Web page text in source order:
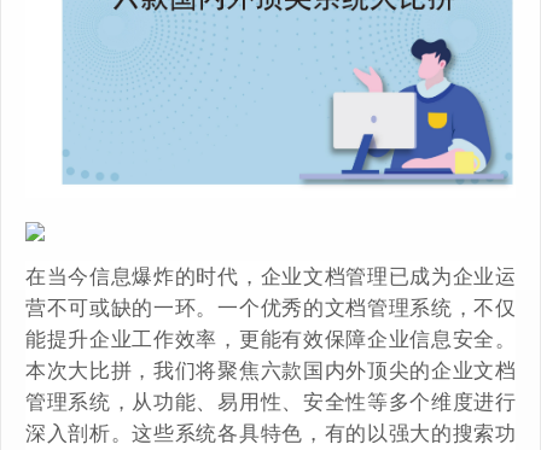
在当今信息爆炸的时代，企业文档管理已成为企业运
营不可或缺的一环。一个优秀的文档管理系统，不仅
能提升企业工作效率，更能有效保障企业信息安全。
本次大比拼，我们将聚焦六款国内外顶尖的企业文档
管理系统，从功能、易用性、安全性等多个维度进行
深入剖析。这些系统各具特色，有的以强大的搜索功